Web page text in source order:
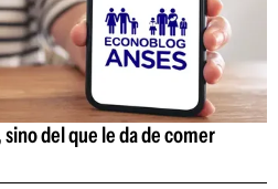
del que le da de comer